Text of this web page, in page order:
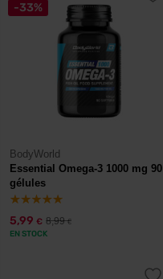
-33%
BodyWorld
Essential Omega-3 1000 mg 90
gélules
5,99 € 8,99€
EN STOCK